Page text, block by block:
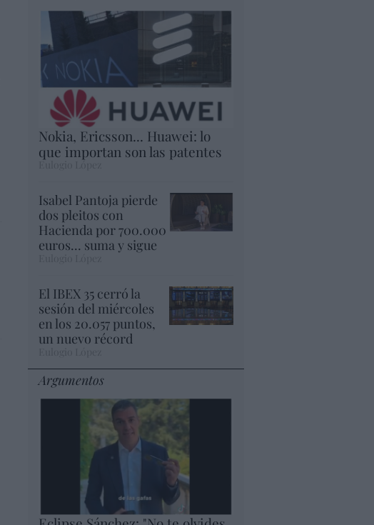
Nokia, Ericsson... Huawei: lo
que importan son las patentes
Eulogio López
Isabel Pantoja pierde
dos pleitos con
Hacienda por 700.000
euros... suma y sigue
El IBEX 35 cerró la
sesión del miércoles
en los 20.057 puntos,
un nuevo récord
Argumentos